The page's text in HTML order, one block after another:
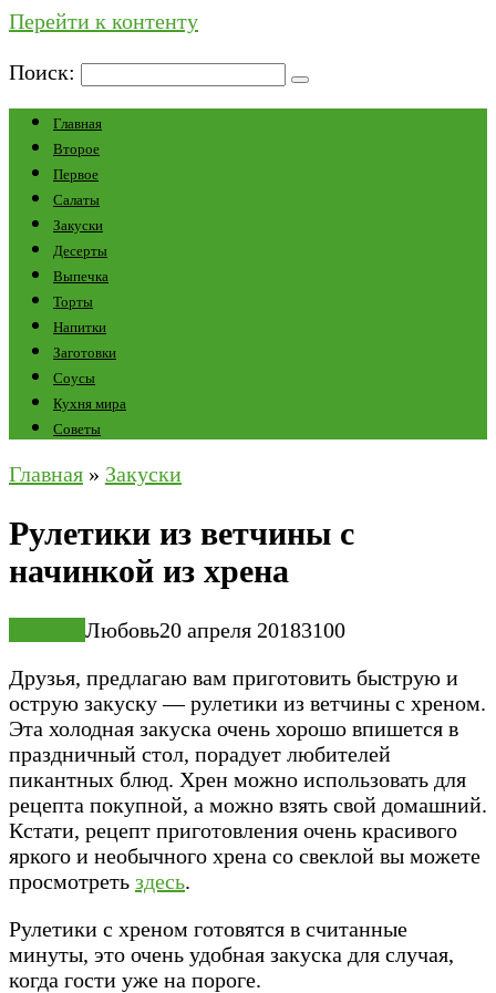
Перейти к контенту
Поиск:
Главная
Второе
Первое
Салаты
Закуски
Десерты
Выпечка
Торты
Напитки
Заготовки
Соусы
Кухня мира
Советы
Главная » Закуски
Рулетики из ветчины с
начинкой из хрена
Любовь20 апреля 20183100
Друзья, предлагаю вам приготовить быструю и
острую закуску — рулетики из ветчины с хреном.
Эта холодная закуска очень хорошо впишется в
праздничный стол, порадует любителей
пикантных блюд. Хрен можно использовать для
рецепта покупной, а можно взять свой домашний.
Кстати, рецепт приготовления очень красивого
яркого и необычного хрена со свеклой вы можете
просмотреть здесь.
Рулетики с хреном готовятся в считанные
минуты, это очень удобная закуска для случая,
когда гости уже на пороге.